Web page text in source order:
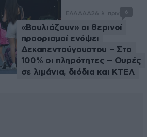
ΕΛΛΑΔΑ26 λ. πριν 6
«Βουλιάζουν» οι θερινοί
προορισμοί ενόψει
Δεκαπενταύγουστου – Στο
100% οι πληρότητες – Ουρές
σε λιμάνια, διόδια και ΚΤΕΛ